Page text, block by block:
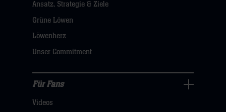
Navigation
öffnen,
dann
hier
Ansatz, Strategie & Ziele
Grüne Löwen
Löwenherz
Unser Commitment
Fans
Für Fans
Videos